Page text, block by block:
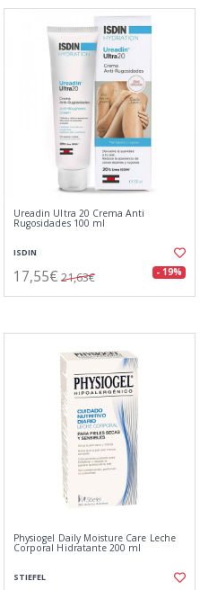
Ureadin Ultra 20 Crema Anti
Rugosidades 100 ml
ISDIN
17,55€ 21,63€ - 19%
Physiogel Daily Moisture Care Leche
Corporal Hidratante 200 ml
STIEFEL